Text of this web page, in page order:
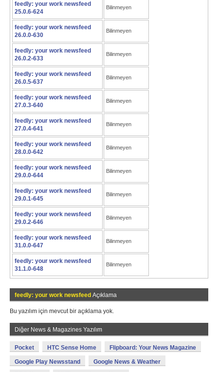
feedly: your work newsfeed
25.0.6-624
Bilinmeyen
feedly: your work newsfeed
26.0.0-630
Bilinmeyen
feedly: your work newsfeed
26.0.2-633
Bilinmeyen
feedly: your work newsfeed
26.0.5-637
Bilinmeyen
feedly: your work newsfeed
27.0.3-640
Bilinmeyen
feedly: your work newsfeed
27.0.4-641
Bilinmeyen
feedly: your work newsfeed
28.0.0-642
Bilinmeyen
feedly: your work newsfeed
29.0.0-644
Bilinmeyen
feedly: your work newsfeed
29.0.1-645
Bilinmeyen
feedly: your work newsfeed
29.0.2-646
Bilinmeyen
feedly: your work newsfeed
31.0.0-647
Bilinmeyen
feedly: your work newsfeed
31.1.0-648
Bilinmeyen
feedly: your work newsfeed Açıklama
Bu yazılım için mevcut bir açıklama yok.
Diğer News & Magazines Yazılım
Pocket HTC Sense Home Flipboard: Your News Magazine
Google Play Newsstand Google News & Weather